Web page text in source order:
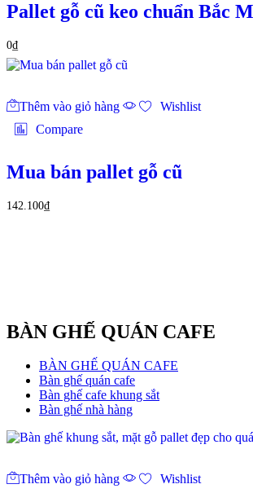
Pallet gỗ cũ keo chuẩn Bắc
0₫
Thêm vào giỏ hàng
Wishlist
Compare
Mua bán pallet gỗ cũ
142.100₫
BÀN GHẾ QUÁN CAFE
BÀN GHẾ QUÁN CAFE
Bàn ghế quán cafe
Bàn ghế cafe khung sắt
Bàn ghế nhà hàng
Thêm vào giỏ hàng
Wishlist